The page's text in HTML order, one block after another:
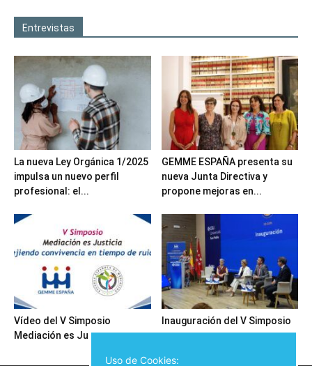
Entrevistas
La nueva Ley Orgánica 1/2025
impulsa un nuevo perfil
profesional: el...
GEMME ESPAÑA presenta su
nueva Junta Directiva y
propone mejoras en...
Vídeo del V Simposio
Mediación es Justicia
Inauguración del V Simposio
Mediación es Justicia
Uso de Cookies: